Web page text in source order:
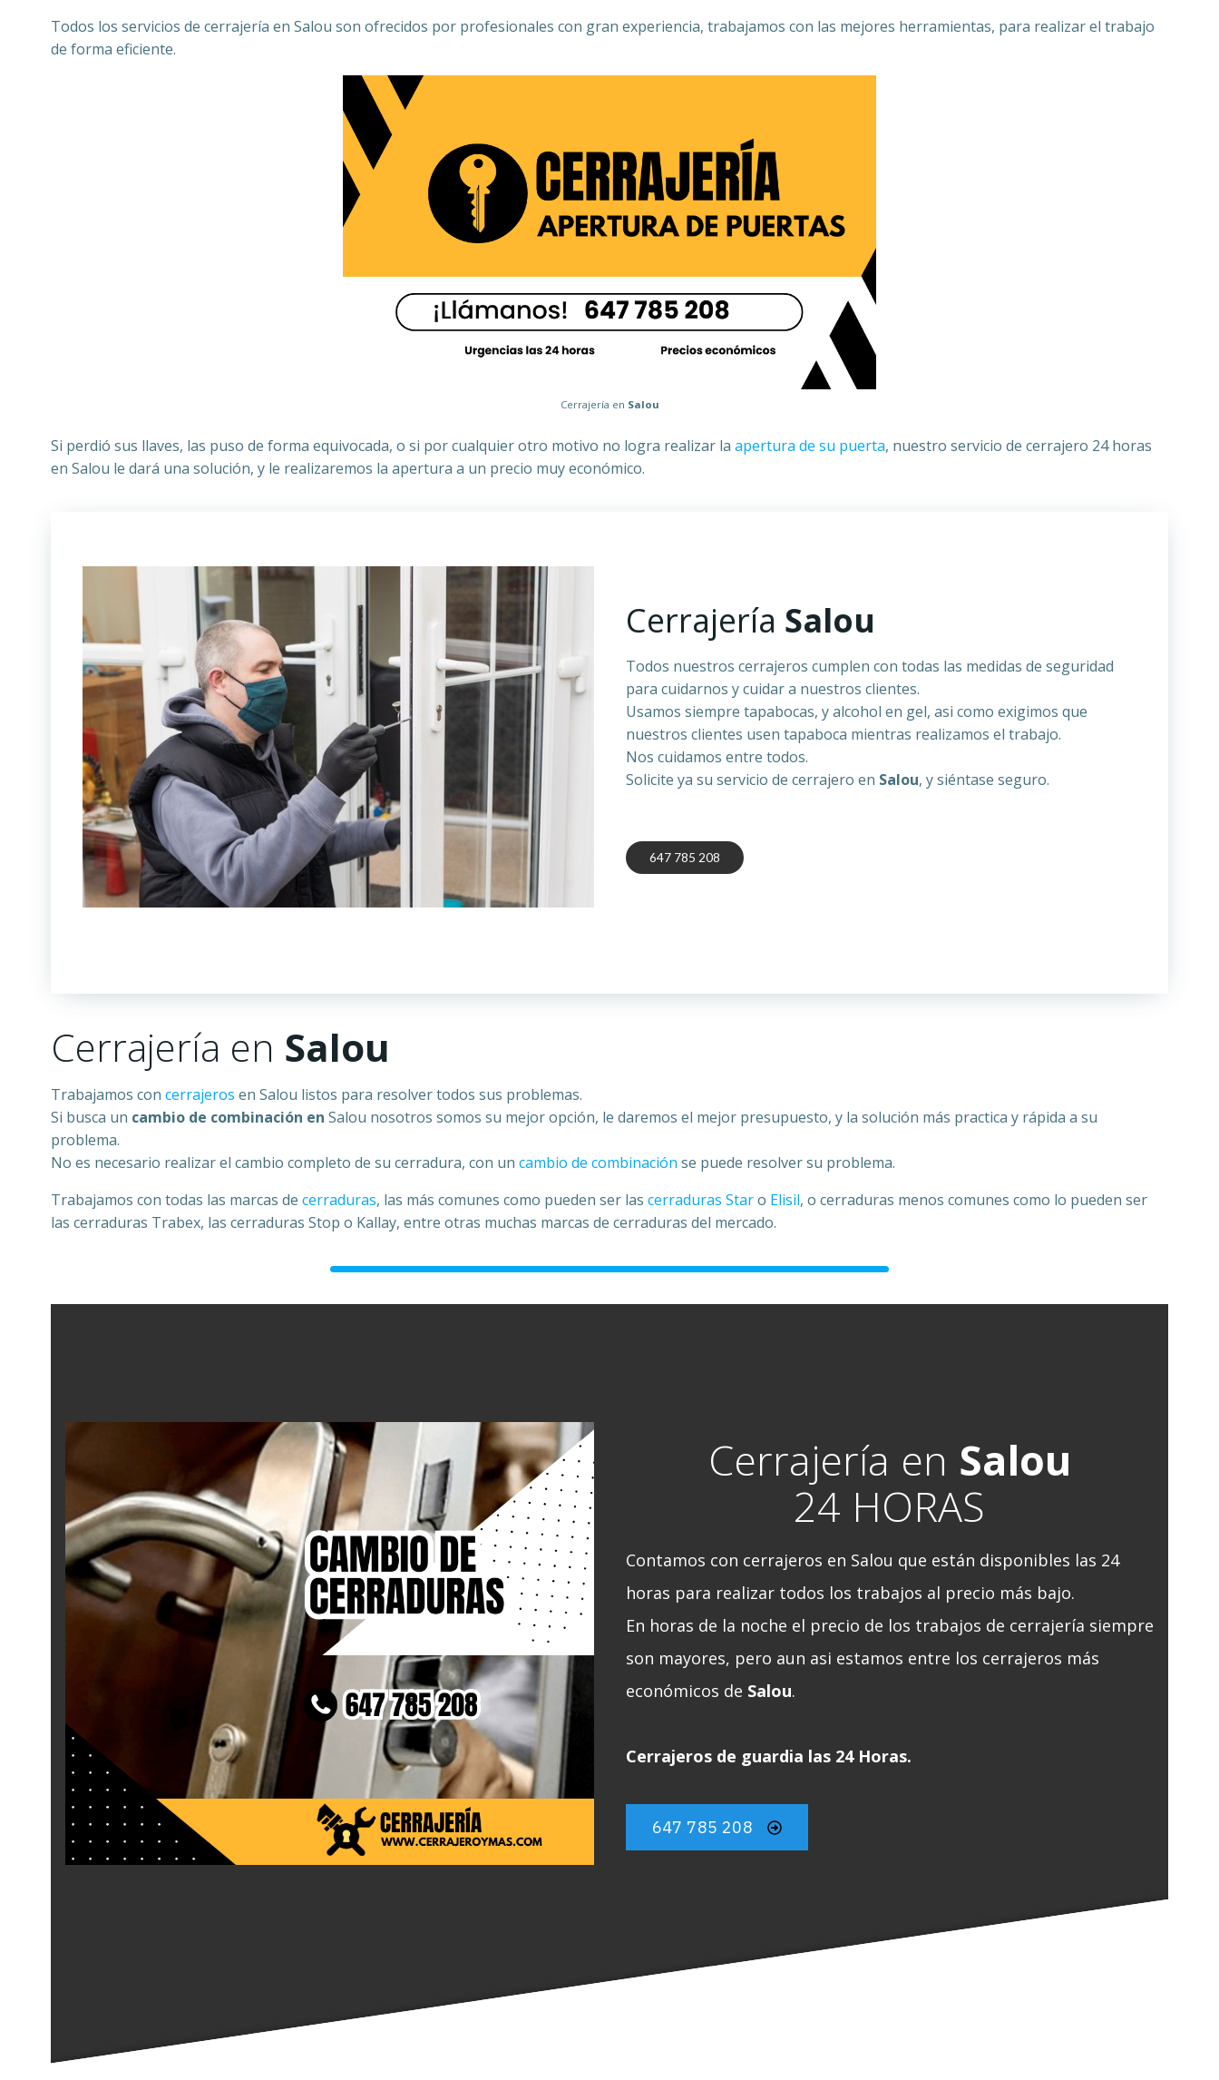
Todos los servicios de cerrajería en Salou son ofrecidos por profesionales con gran experiencia, trabajamos con las mejores herramientas, para realizar el trabajo
de forma eficiente.
Cerrajería en Salou
Si perdió sus llaves, las puso de forma equivocada, o si por cualquier otro motivo no logra realizar la apertura de su puerta, nuestro servicio de cerrajero 24 horas
en Salou le dará una solución, y le realizaremos la apertura a un precio muy económico.
Cerrajería Salou
Todos nuestros cerrajeros cumplen con todas las medidas de seguridad
para cuidarnos y cuidar a nuestros clientes.
Usamos siempre tapabocas, y alcohol en gel, asi como exigimos que
nuestros clientes usen tapaboca mientras realizamos el trabajo.
Nos cuidamos entre todos.
Solicite ya su servicio de cerrajero en Salou, y siéntase seguro.
647 785 208
Cerrajería en Salou
Trabajamos con cerrajeros en Salou listos para resolver todos sus problemas.
Si busca un cambio de combinación en Salou nosotros somos su mejor opción, le daremos el mejor presupuesto, y la solución más practica y rápida a su
problema.
No es necesario realizar el cambio completo de su cerradura, con un cambio de combinación se puede resolver su problema.
Trabajamos con todas las marcas de cerraduras, las más comunes como pueden ser las cerraduras Staro Elisil, o cerraduras menos comunes como lo pueden ser
las cerraduras Trabex, las cerraduras Stop o Kallay, entre otras muchas marcas de cerraduras del mercado.
Cerrajería en Salou
24 HORAS
Contamos con cerrajeros en Salou que están disponibles las 24
horas para realizar todos los trabajos al precio más bajo.
En horas de la noche el precio de los trabajos de cerrajería siempre
son mayores, pero aun asi estamos entre los cerrajeros más
económicos de Salou.
Cerrajeros de guardia las 24 Horas.
647 785 208